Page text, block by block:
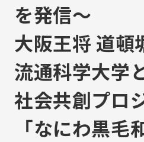
パーパス
企業情報
企業情報トップ
メッセージ
会社概要
イートアンドグループ
会社一覧
を発信～
大阪王将 道頓
流通科学大学
社会共創プロ
「なにわ黒毛